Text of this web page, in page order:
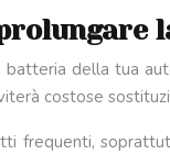
della tua
costose
frequenti,